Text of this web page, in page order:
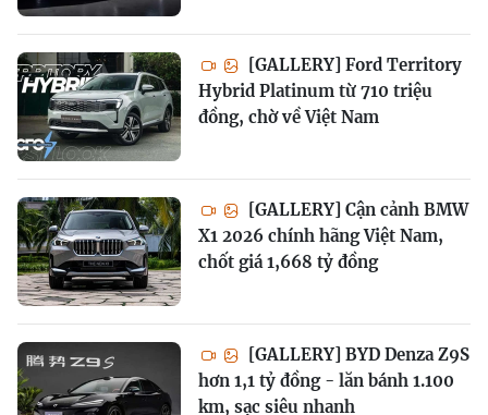
[GALLERY] Ford Territory
Hybrid Platinum từ 710 triệu
đồng, chờ về Việt Nam
[GALLERY] Cận cảnh BMW
X1 2026 chính hãng Việt Nam,
chốt giá 1,668 tỷ đồng
[GALLERY] BYD Denza Z9S
hơn 1,1 tỷ đồng - lăn bánh 1.100
km, sạc siêu nhanh